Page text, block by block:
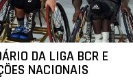
DA LIGA BCR E
NACIONAIS